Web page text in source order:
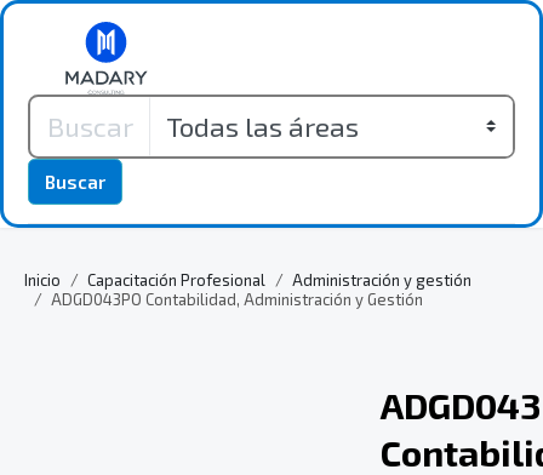
Buscar
Inicio Capacitación Profesional
Administración y gestión
ADGD043PO Contabilidad, Administración y Gestión